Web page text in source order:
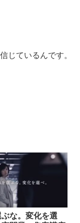
じているんです。
な。変化を選